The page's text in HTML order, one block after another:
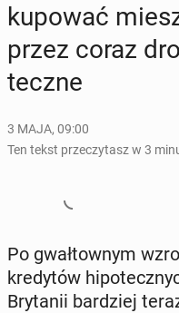
kupować
przez coraz
tecz­ne
3 MAJA, 09:00
Ten tekst przeczytasz w 3
Po gwał­tow­nym
kre­dy­tów
Bry­ta­nii bar­dziej